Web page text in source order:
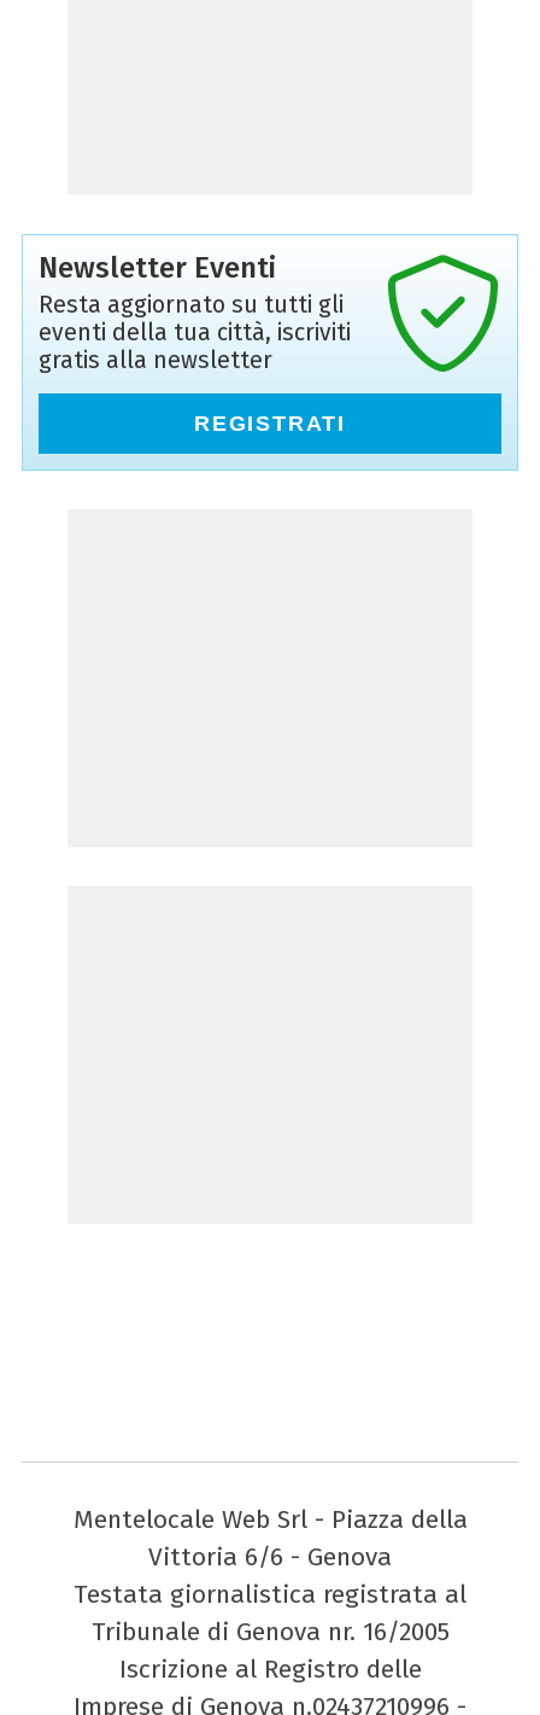
Newsletter Eventi
Resta aggiornato su tutti gli
eventi della tua città, iscriviti
gratis alla newsletter
REGISTRATI
Mentelocale Web Srl - Piazza della
Vittoria 6/6 - Genova
Testata giornalistica registrata al
Tribunale di Genova nr. 16/2005
Iscrizione al Registro delle
Imprese di Genova n.02437210996 -